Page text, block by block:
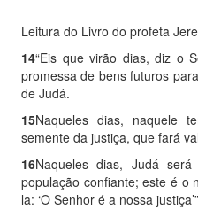
Leitura do Livro do profeta
14“Eis que virão dias, diz o
promessa de bens futuros
de Judá.
15Naqueles dias, naquele
semente da justiça, que fará
16Naqueles dias, Judá
população confiante; este é o
la: ‘O Senhor é a nossa